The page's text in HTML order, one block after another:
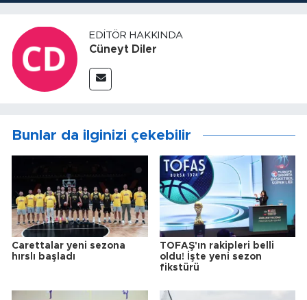
EDITÖR HAKKINDA
Cüneyt Diler
Bunlar da ilginizi çekebilir
Carettalar yeni sezona
hırslı başladı
TOFAŞ'ın rakipleri belli
oldu! İşte yeni sezon
fikstürü